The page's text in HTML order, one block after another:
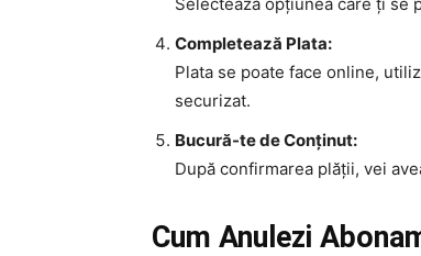
Completează Plata:
Plata se poate face online,
securizat.
Bucură-te de Conținut:
După confirmarea plății, vei
Cum Anulezi